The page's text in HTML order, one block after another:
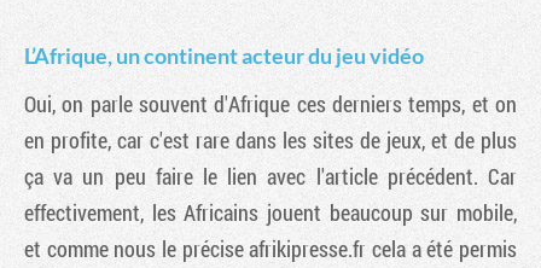
L’Afrique, un continent acteur du jeu vidéo
Oui, on parle souvent d'Afrique ces derniers temps, et on
en profite, car c'est rare dans les sites de jeux, et de plus
ça va un peu faire le lien avec l'article précédent. Car
effectivement, les Africains jouent beaucoup sur mobile,
et comme nous le précise afrikipresse.fr cela a été permis